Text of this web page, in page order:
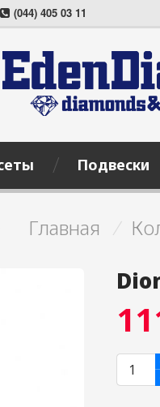
(044) 405 03 11
Подвески
Главная /